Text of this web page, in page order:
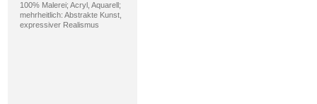
100% Malerei; Acryl, Aquarell;
mehrheitlich: Abstrakte Kunst,
expressiver Realismus